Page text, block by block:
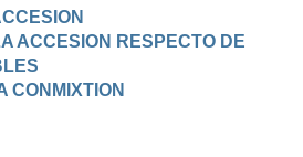
ACCESION RESPECTO DE
CONMIXTION